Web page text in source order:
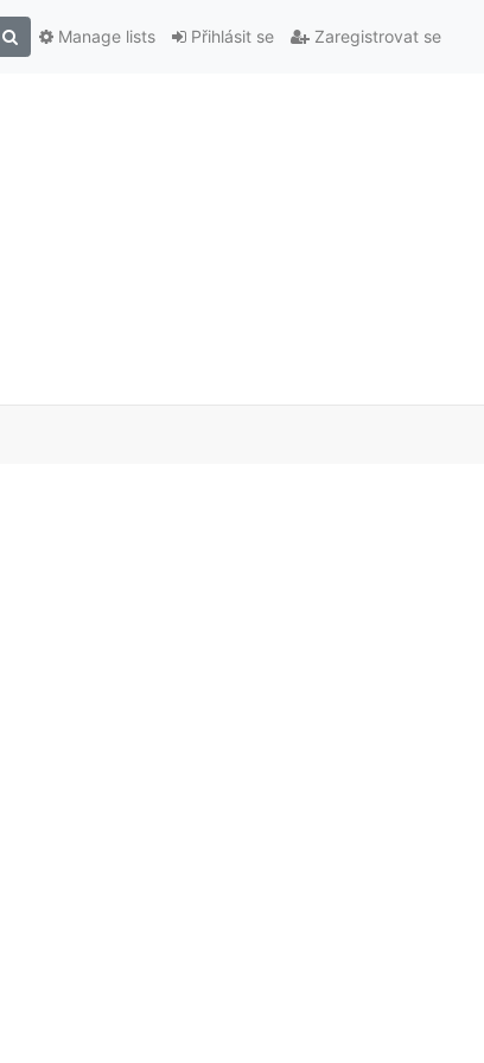
Přihlásit se Zaregistrovat se
Manage lists